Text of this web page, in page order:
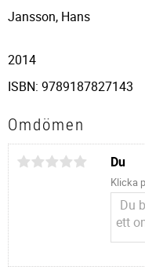
Jansson, Hans
2014
ISBN: 9789187827143
Omdömen
Du
Klicka